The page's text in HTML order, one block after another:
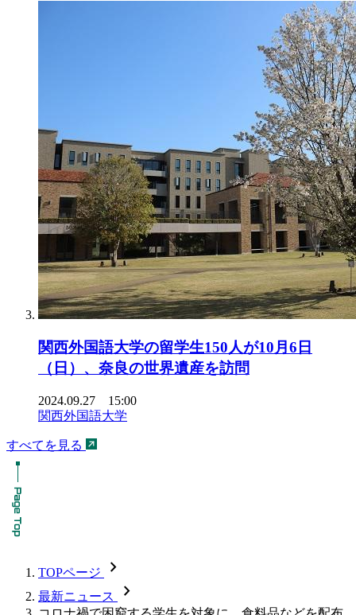
関西外国語大学の留学生150人が10月6日
（日）、奈良の世界遺産を訪問
2024.09.27 15:00
関西外国語大学
すべてを見る
TOPページ chevron_forward
最新ニュース chevron_forward